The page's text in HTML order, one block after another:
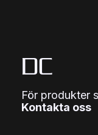
DC
För produkter
Kontakta oss